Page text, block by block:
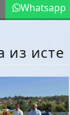
Whatsapp
исте